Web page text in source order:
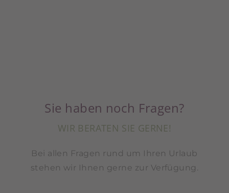
Sie haben noch Fragen?
WIR BERATEN SIE GERNE!
Bei allen Fragen rund um Ihren Urlaub
stehen wir Ihnen gerne zur Verfügung.